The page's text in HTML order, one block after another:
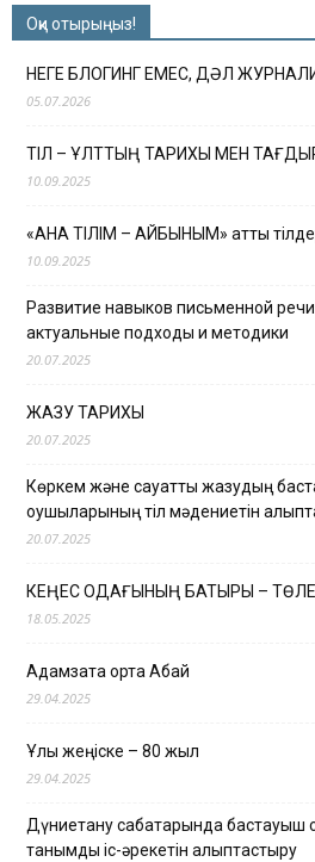
Оқи отырыңыз!
НЕГЕ БЛОГИНГ ЕМЕС, ДӘЛ
05.07.2026
ТІЛ – ҰЛТТЫҢ ТАРИХЫ МЕН
10.09.2025
«АНА ТІЛІМ – АЙБЫНЫМ» атты
10.09.2025
Развитие навыков письменной
актуальные подходы и методики
20.07.2025
ЖАЗУ ТАРИХЫ
20.07.2025
Көркем және сауатты жазудың
оқушыларының тіл мәдениетін
20.07.2025
КЕҢЕС ОДАҒЫНЫҢ БАТЫРЫ –
18.05.2025
Адамзатқа ортақ Абай
29.04.2025
Ұлы жеңіске – 80 жыл
29.04.2025
Дүниетану сабақтарында
танымдық іс-әрекетін қалыптастыру